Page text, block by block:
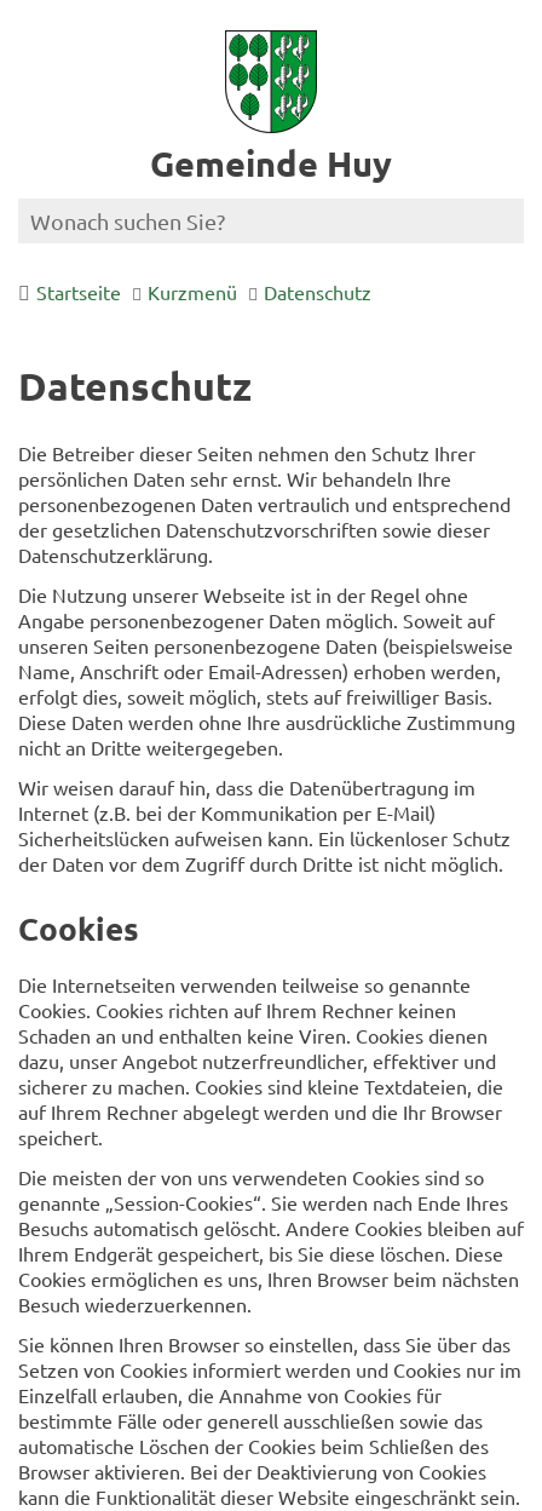
Gemeinde Huy
Startseite Kurzmenü Datenschutz
Datenschutz
Die Betreiber dieser Seiten nehmen den Schutz Ihrer
persönlichen Daten sehr ernst. Wir behandeln Ihre
personenbezogenen Daten vertraulich und entsprechend
der gesetzlichen Datenschutzvorschriften sowie dieser
Datenschutzerklärung.
Die Nutzung unserer Webseite ist in der Regel ohne
Angabe personenbezogener Daten möglich. Soweit auf
unseren Seiten personenbezogene Daten (beispielsweise
Name, Anschrift oder Email-Adressen) erhoben werden,
erfolgt dies, soweit möglich, stets auf freiwilliger Basis.
Diese Daten werden ohne Ihre ausdrückliche Zustimmung
nicht an Dritte weitergegeben.
Wir weisen darauf hin, dass die Datenübertragung im
Internet (z.B. bei der Kommunikation per E-Mail)
Sicherheitslücken aufweisen kann. Ein lückenloser Schutz
der Daten vor dem Zugriff durch Dritte ist nicht möglich.
Cookies
Die Internetseiten verwenden teilweise so genannte
Cookies. Cookies richten auf Ihrem Rechner keinen
Schaden an und enthalten keine Viren. Cookies dienen
dazu, unser Angebot nutzerfreundlicher, effektiver und
sicherer zu machen. Cookies sind kleine Textdateien, die
auf Ihrem Rechner abgelegt werden und die Ihr Browser
speichert.
Die meisten der von uns verwendeten Cookies sind so
genannte „Session-Cookies“. Sie werden nach Ende Ihres
Besuchs automatisch gelöscht. Andere Cookies bleiben auf
Ihrem Endgerät gespeichert, bis Sie diese löschen. Diese
Cookies ermöglichen es uns, Ihren Browser beim nächsten
Besuch wiederzuerkennen.
Sie können Ihren Browser so einstellen, dass Sie über das
Setzen von Cookies informiert werden und Cookies nur im
Einzelfall erlauben, die Annahme von Cookies für
bestimmte Fälle oder generell ausschließen sowie das
automatische Löschen der Cookies beim Schließen des
Browser aktivieren. Bei der Deaktivierung von Cookies
kann die Funktionalität dieser Website eingeschränkt sein.